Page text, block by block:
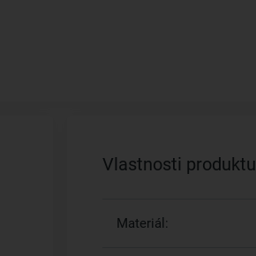
Vlastnosti produktu
Materiál: